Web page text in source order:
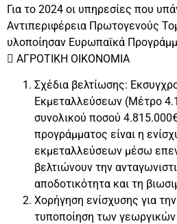
Για το 2024 οι υπηρεσίες που
Αντιπεριφέρεια Πρωτογενούς
υλοποίησαν Ευρωπαϊκά
 ΑΓΡΟΤΙΚΗ ΟΙΚΟΝΟΜΙΑ
Σχέδια βελτίωσης:
Εκμεταλλεύσεων (Μέτρο
συνολικού ποσού
προγράμματος είναι η
εκμεταλλεύσεων μέσω
βελτιώνουν την
αποδοτικότητα και τη
Χορήγηση ενίσχυσης για
τυποποίηση των γεωργικών